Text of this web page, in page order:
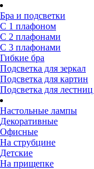
Бра и подсветки
С 1 плафоном
С 2 плафонами
С 3 плафонами
Гибкие бра
Подсветка для зеркал
Подсветка для картин
Подсветка для
Настольные лампы
Декоративные
Офисные
На струбцине
Детские
На прищепке